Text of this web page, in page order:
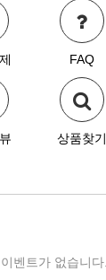
FAQ
상품찾기
벤트가 없습니다.